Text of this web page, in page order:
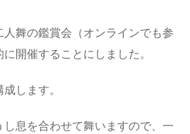
舞の鑑賞会（オンラインでも参
開催することにしました。
します。
息を合わせて舞いますので、一